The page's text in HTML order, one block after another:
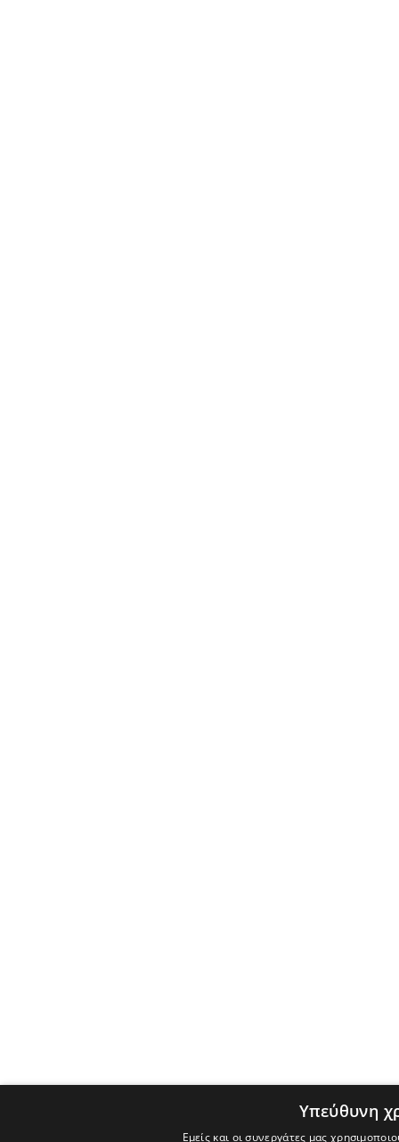
Υπεύθυνη
Εμείς και οι συνεργάτες μας